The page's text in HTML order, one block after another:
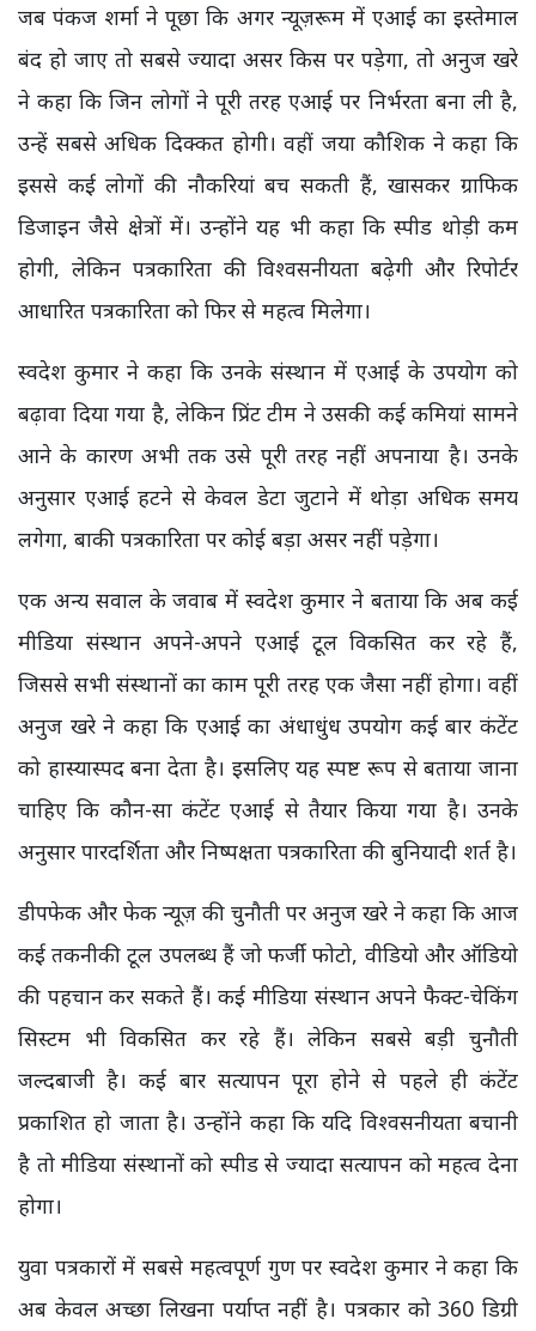
जब पंकज शर्मा ने पूछा कि अगर न्यूज़रूम में एआई का इस्तेमाल
बंद हो जाए तो सबसे ज्यादा असर किस पर पड़ेगा, तो अनुज खरे
ने कहा कि जिन लोगों ने पूरी तरह एआई पर निर्भरता बना ली है,
उन्हें सबसे अधिक दिक्कत होगी। वहीं जया कौशिक ने कहा कि
इससे कई लोगों की नौकरियां बच सकती हैं, खासकर ग्राफिक
डिजाइन जैसे क्षेत्रों में। उन्होंने यह भी कहा कि स्पीड थोड़ी कम
होगी, लेकिन पत्रकारिता की विश्वसनीयता बढ़ेगी और रिपोर्टर
आधारित पत्रकारिता को फिर से महत्व मिलेगा।
स्वदेश कुमार ने कहा कि उनके संस्थान में एआई के उपयोग को
बढ़ावा दिया गया है, लेकिन प्रिंट टीम ने उसकी कई कमियां सामने
आने के कारण अभी तक उसे पूरी तरह नहीं अपनाया है। उनके
अनुसार एआई हटने से केवल डेटा जुटाने में थोड़ा अधिक समय
लगेगा, बाकी पत्रकारिता पर कोई बड़ा असर नहीं पड़ेगा।
एक अन्य सवाल के जवाब में स्वदेश कुमार ने बताया कि अब कई
मीडिया संस्थान अपने-अपने एआई टूल विकसित कर रहे हैं,
जिससे सभी संस्थानों का काम पूरी तरह एक जैसा नहीं होगा। वहीं
अनुज खरे ने कहा कि एआई का अंधाधुंध उपयोग कई बार कंटेंट
को हास्यास्पद बना देता है। इसलिए यह स्पष्ट रूप से बताया जाना
चाहिए कि कौन-सा कंटेंट एआई से तैयार किया गया है। उनके
अनुसार पारदर्शिता और निष्पक्षता पत्रकारिता की बुनियादी शर्त है।
डीपफेक और फेक न्यूज़ की चुनौती पर अनुज खरे ने कहा कि आज
कई तकनीकी टूल उपलब्ध हैं जो फर्जी फोटो, वीडियो और ऑडियो
की पहचान कर सकते हैं। कई मीडिया संस्थान अपने फैक्ट-चेकिंग
सिस्टम भी विकसित कर रहे हैं। लेकिन सबसे बड़ी चुनौती
जल्दबाजी है। कई बार सत्यापन पूरा होने से पहले ही कंटेंट
प्रकाशित हो जाता है। उन्होंने कहा कि यदि विश्वसनीयता बचानी
है तो मीडिया संस्थानों को स्पीड से ज्यादा सत्यापन को महत्व देना
होगा।
युवा पत्रकारों में सबसे महत्वपूर्ण गुण पर स्वदेश कुमार ने कहा कि
अब केवल अच्छा लिखना पर्याप्त नहीं है। पत्रकार को 360 डिग्री